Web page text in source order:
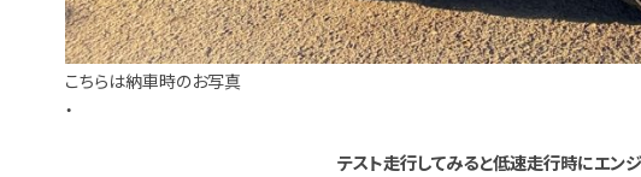
こちらは納車時のお写真
・
テスト走行してみると低速走行時にエンジ